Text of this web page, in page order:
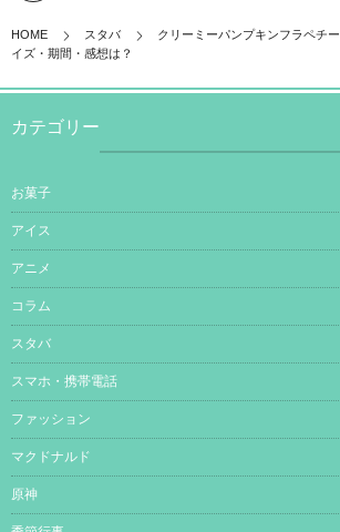
HOME スタバ
クリーミーパンプキンフラペチ
イズ・期間・感想は？
カテゴリー
お菓子
アイス
アニメ
コラム
スタバ
スマホ・携帯電話
ファッション
マクドナルド
原神